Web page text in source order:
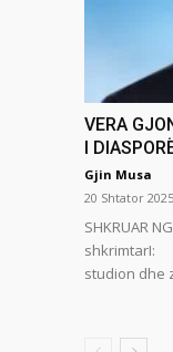
VERA
I
Gjin Musa
20 Shtator 2025
SHKRUAR
studion dhe